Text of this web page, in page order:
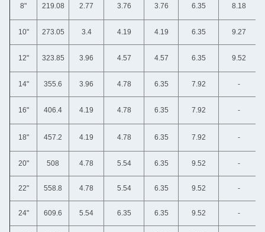
8" 219.08 2.77 3.76 3.76 6.35 8.18
10" 273.05 3.4 4.19 4.19 6.35 9.27
12" 323.85 3.96 4.57 4.57 6.35 9.52
14" 355.6 3.96 4.78 6.35 7.92 -
16" 406.4 4.19 4.78 6.35 7.92 -
18" 457.2 4.19 4.78 6.35 7.92 -
20" 508 4.78 5.54 6.35 9.52 -
22" 558.8 4.78 5.54 6.35 9.52 -
24" 609.6 5.54 6.35 6.35 9.52 -